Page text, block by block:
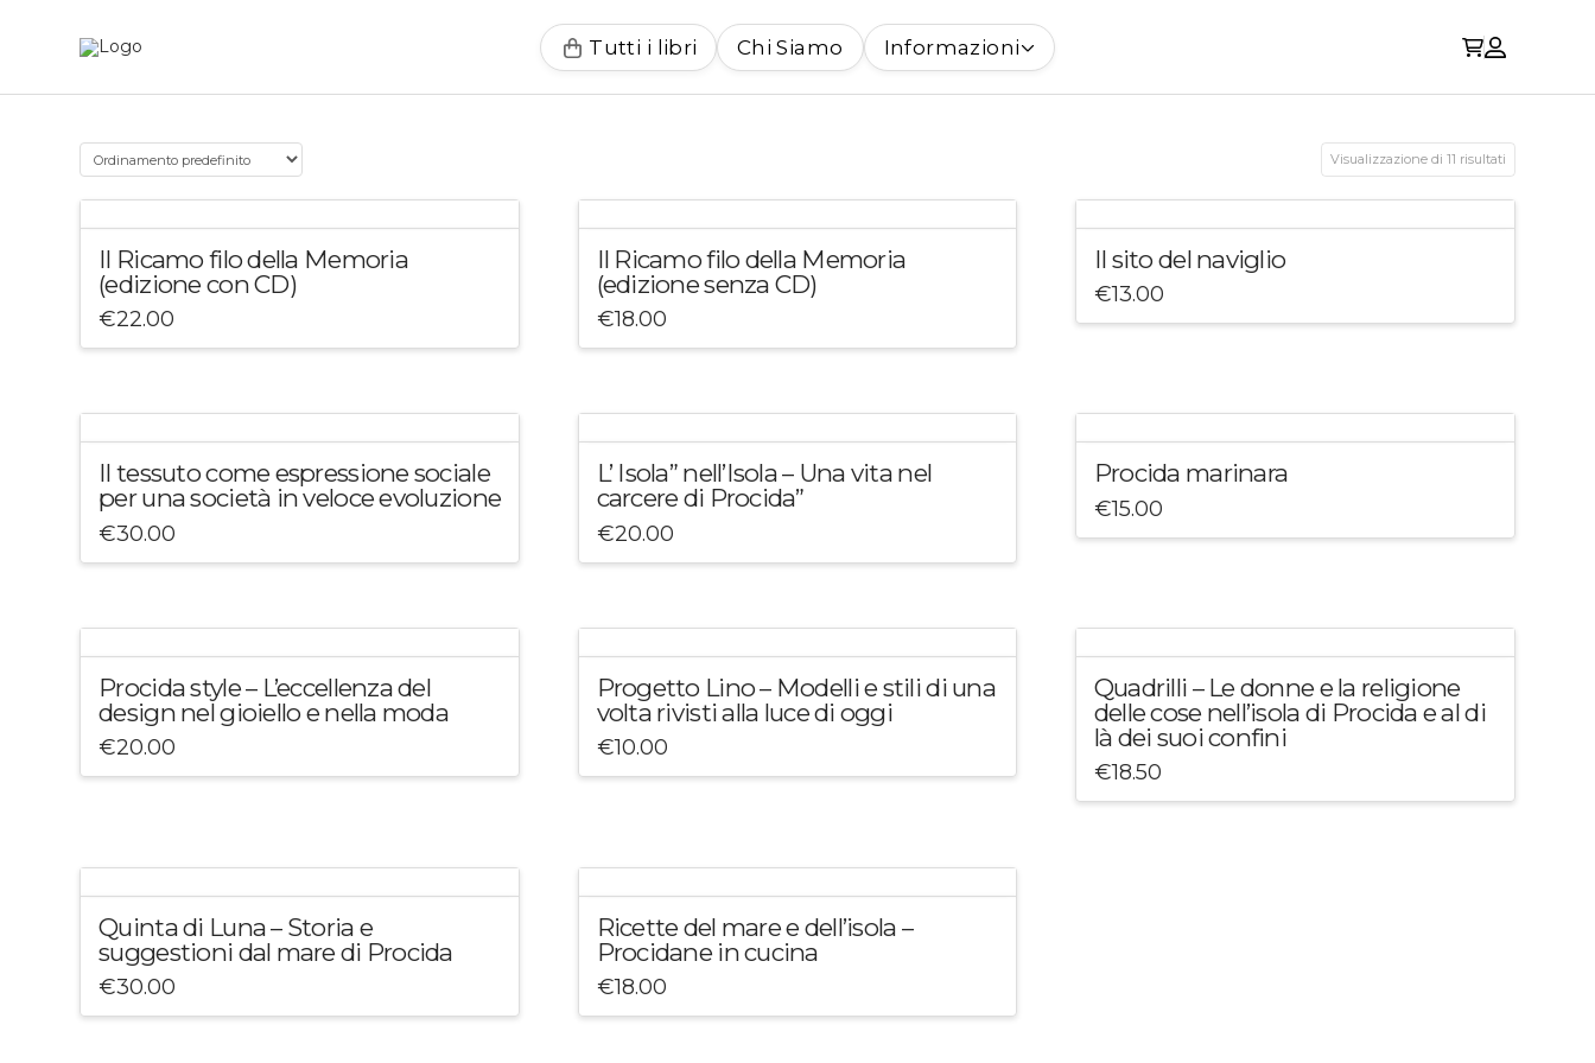
Tutti i libri Chi Siamo Informazioni
Visualizzazione di 11 risultati
Il Ricamo filo della Memoria
(edizione con CD)
€22.00
Il Ricamo filo della Memoria
(edizione senza CD)
€18.00
Il sito del naviglio
€13.00
Il tessuto come espressione sociale
per una società in veloce evoluzione
€30.00
L’ Isola” nell’Isola – Una vita nel
carcere di Procida”
€20.00
Procida marinara
€15.00
Procida style – L’eccellenza del
design nel gioiello e nella moda
€20.00
Progetto Lino – Modelli e stili di una
volta rivisti alla luce di oggi
€10.00
Quadrilli – Le donne e la religione
delle cose nell’isola di Procida e al di
là dei suoi confini
€18.50
Quinta di Luna – Storia e
suggestioni dal mare di Procida
€30.00
Ricette del mare e dell’isola –
Procidane in cucina
€18.00